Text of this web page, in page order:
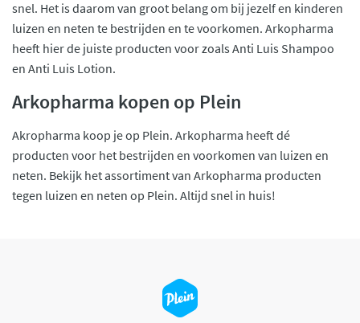
snel. Het is daarom van groot belang om bij jezelf en kinderen
luizen en neten te bestrijden en te voorkomen. Arkopharma
heeft hier de juiste producten voor zoals Anti Luis Shampoo
en Anti Luis Lotion.
Arkopharma kopen op Plein
Akropharma koop je op Plein. Arkopharma heeft dé
producten voor het bestrijden en voorkomen van luizen en
neten. Bekijk het assortiment van Arkopharma producten
tegen luizen en neten op Plein. Altijd snel in huis!